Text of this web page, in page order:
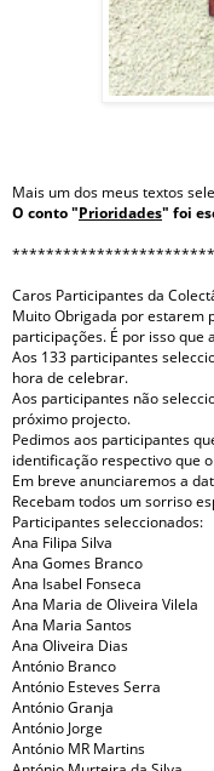
Mais um dos meus textos
O conto "Prioridades" foi
Caros Participantes da
Muito Obrigada por estarem
participações. É por isso que
Aos 133 participantes
hora de celebrar.
Aos participantes não
próximo projecto.
Pedimos aos participantes
identificação respectivo que
Em breve anunciaremos a
Recebam todos um sorriso
Participantes seleccionados:
Ana Filipa Silva
Ana Gomes Branco
Ana Isabel Fonseca
Ana Maria de Oliveira Vilela
Ana Maria Santos
Ana Oliveira Dias
António Branco
António Esteves Serra
António Granja
António Jorge
António MR Martins